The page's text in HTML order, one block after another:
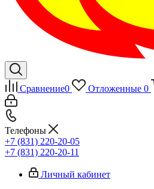
Сравнение0 Отложенные 0
Телефоны
+7 (831) 220-20-05
+7 (831) 220-20-11
Личный кабинет